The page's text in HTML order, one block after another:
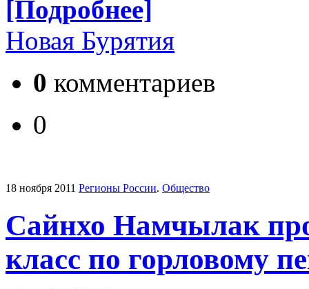
[Подробнее]
Новая Бурятия
0 комментариев
0
18 ноября 2011 Регионы России. Общество
Сайнхо Намчылак
класс по горловому